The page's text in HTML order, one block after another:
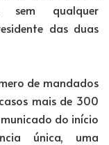
sem qualquer
das duas
de mandados
mais de 300
do início
única, uma